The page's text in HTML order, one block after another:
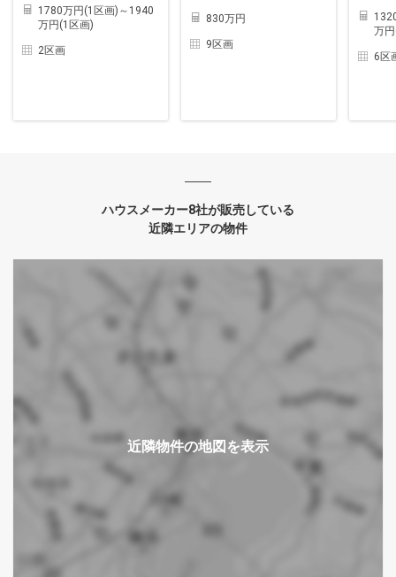
1780万円(1区画)～1940
万円(1区画)
2区画
830万円
9区画
万
6区
ハウスメーカー8社が販売している
近隣エリアの物件